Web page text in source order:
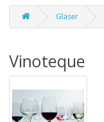
Gläser
Vinoteque